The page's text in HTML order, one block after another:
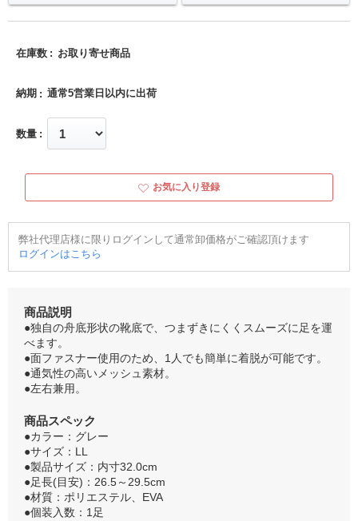
在庫数 お取り寄せ商品
納期 通常5営業日以内に出荷
数量
お気に入り登録
弊社代理店様に限りログインして通常卸価格がご確認頂けます
ログインはこちら
商品説明
●独自の舟底形状の靴底で、つまずきにくくスムーズに足を運
べます。
●面ファスナー使用のため、1人でも簡単に着脱が可能です。
●通気性の高いメッシュ素材。
●左右兼用。
商品スペック
●カラー：グレー
●サイズ：LL
●製品サイズ：内寸32.0cm
●足長(目安)：26.5～29.5cm
●材質：ポリエステル、EVA
●個装入数：1足